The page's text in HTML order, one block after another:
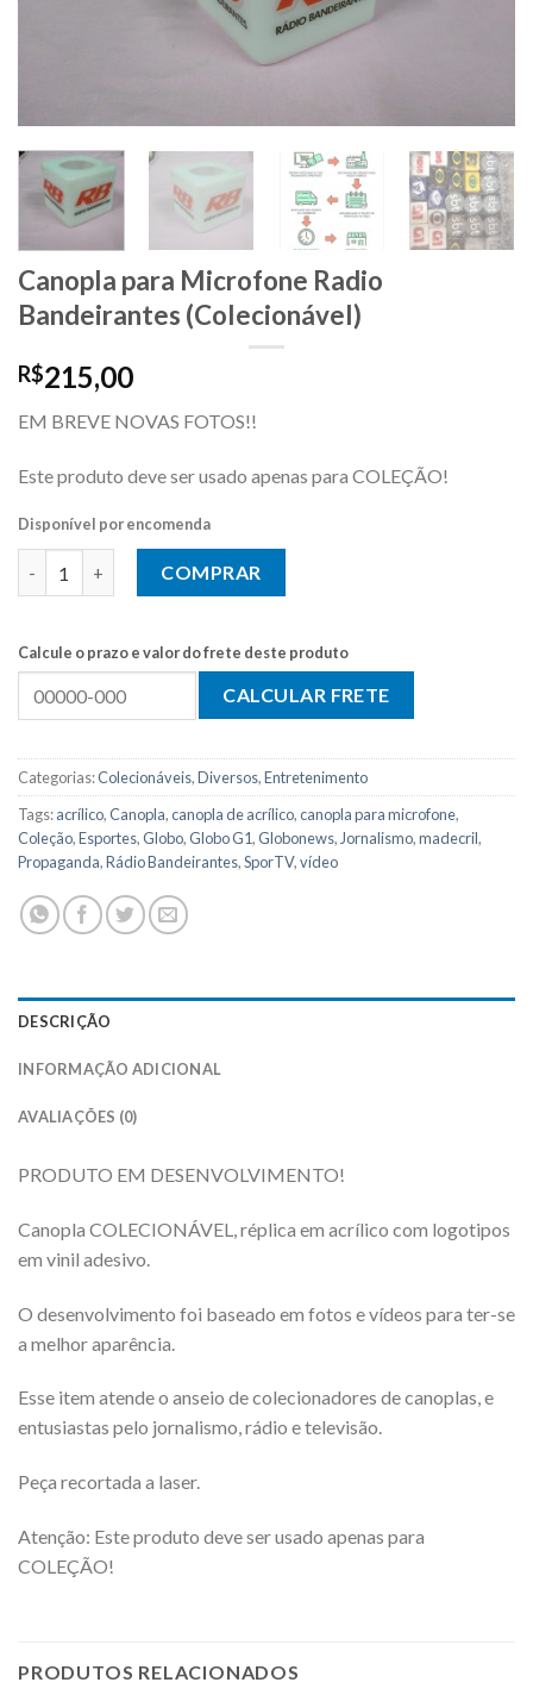
Canopla para Microfone Radio
Bandeirantes (Colecionável)
R$215,00
EM BREVE NOVAS FOTOS!!
Este produto deve ser usado apenas para COLEÇÃO!
Disponível por encomenda
COMPRAR
Calcule o prazo e valor do frete deste produto
Categorias:Colecionáveis,Diversos,Entretenimento
Tags:acrílico,Canopla,canopla de acrílico,canopla para microfone,
Coleção,Esportes,Globo,Globo G1,Globonews, Jornalismo,madecril,
Propaganda,Rádio Bandeirantes,SporTV,vídeo
DESCRIÇÃO
INFORMAÇÃO ADICIONAL
AVALIAÇÕES (0)
PRODUTO EM DESENVOLVIMENTO!
Canopla COLECIONÁVEL, réplica em acrílico com logotipos
em vinil adesivo.
O desenvolvimento foi baseado em fotos e vídeos para ter-se
a melhor aparência.
Esse item atende o anseio de colecionadores de canoplas, e
entusiastas pelo jornalismo, rádio e televisão.
Peça recortada a laser.
Atenção: Este produto deve ser usado apenas para
COLEÇÃO!
PRODUTOS RELACIONADOS